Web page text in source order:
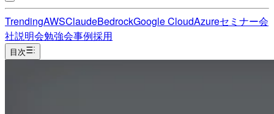
TrendingAWSClaudeBedrockGoogle CloudAzureセミナー会
社説明会勉強会事例採用
目次